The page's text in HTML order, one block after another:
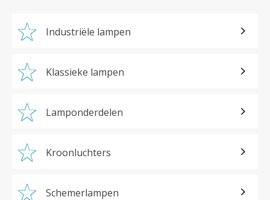
Industriële lampen
Klassieke lampen
Lamponderdelen
Kroonluchters
Schemerlampen